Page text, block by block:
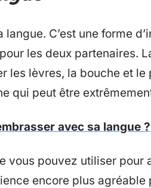
langue. C’est une forme
les deux partenaires.
les lèvres, la bouche et le
qui peut être
avec sa langue ?
vous pouvez utiliser pour
encore plus agréable